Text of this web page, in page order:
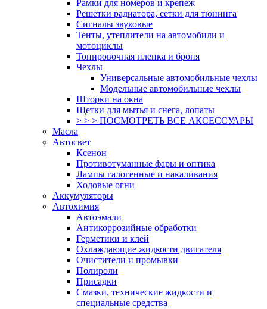
Рамки для номеров и крепеж
Решетки радиатора, сетки для тюнинга
Сигналы звуковые
Тенты, утеплители на автомобили и
мотоциклы
Тонировочная пленка и броня
Чехлы
Универсальные автомобильные чехлы
Модельные автомобильные чехлы
Шторки на окна
Щетки для мытья и снега, лопаты
> > > ПОСМОТРЕТЬ ВСЕ АКСЕССУАРЫ
Масла
Автосвет
Ксенон
Противотуманные фары и оптика
Лампы галогенные и накаливания
Ходовые огни
Аккумуляторы
Автохимия
Автоэмали
Антикоррозийные обработки
Герметики и клей
Охлаждающие жидкости двигателя
Очистители и промывки
Полироли
Присадки
Смазки, технические жидкости и
специальные средства